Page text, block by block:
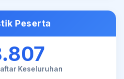
Peserta
Keseluruhan